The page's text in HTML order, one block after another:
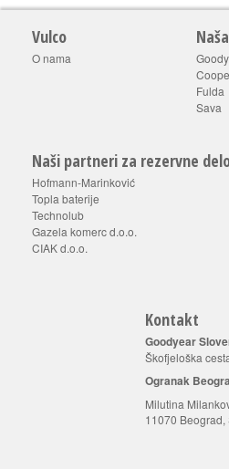
Vulco
O nama
Fulda
Sava
Naši partneri za rezervne
Hofmann-Marinković
Topla baterije
Technolub
Gazela komerc d.o.o.
CIAK d.o.o.
Kontakt
Goodyear
Škofjeloška
Ogranak
Milutina
11070 Beograd,